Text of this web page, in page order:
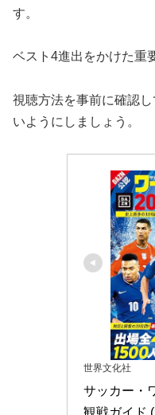
す。
ベスト4進出をかけた重
視聴方法を事前に確認
いようにしましょう。
世界文化社
サッカー・
観戦ガイド